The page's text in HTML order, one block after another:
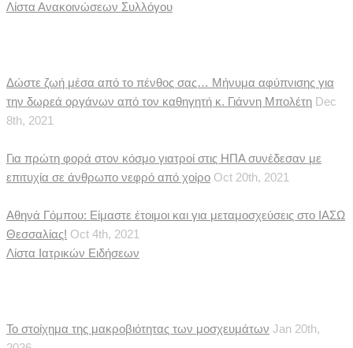
Λίστα Ανακοινώσεων Συλλόγου
Δώστε ζωή μέσα από το πένθος σας… Μήνυμα αφύπνισης για
την δωρεά οργάνων από τον καθηγητή κ. Γιάννη Μπολέτη Dec
8th, 2021
Για πρώτη φορά στον κόσμο γιατροί στις ΗΠΑ συνέδεσαν με
επιτυχία σε άνθρωπο νεφρό από χοίρο Oct 20th, 2021
Αθηνά Γόμπου: Είμαστε έτοιμοι και για μεταμοσχεύσεις στο ΙΑΣΩ
Θεσσαλίας! Oct 4th, 2021
Λίστα Ιατρικών Ειδήσεων
Το στοίχημα της μακροβιότητας των μοσχευμάτων Jan 20th,